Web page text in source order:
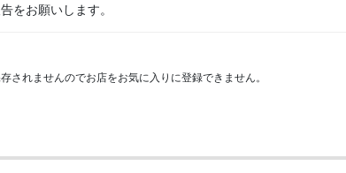
をお願いします。
れませんのでお店をお気に入りに登録できません。